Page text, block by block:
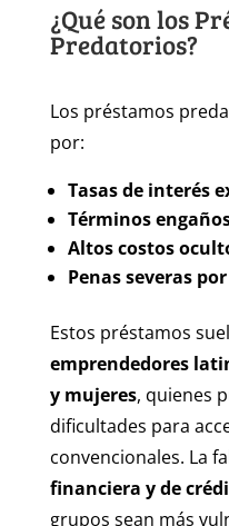
¿Qué son los
Predatorios?
Los préstamos
por:
Tasas de interés
Términos
Altos costos
Penas severas
Estos préstamos
emprendedores
y mujeres, quienes
dificultades para
convencionales. La
financiera y de
grupos sean más